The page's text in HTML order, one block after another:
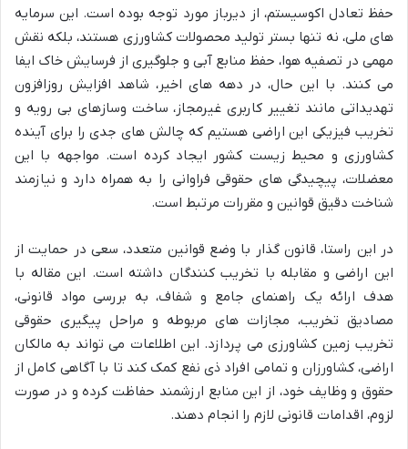
حفظ تعادل اکوسیستم، از دیرباز مورد توجه بوده است. این سرمایه
های ملی، نه تنها بستر تولید محصولات کشاورزی هستند، بلکه نقش
مهمی در تصفیه هوا، حفظ منابع آبی و جلوگیری از فرسایش خاک ایفا
می کنند. با این حال، در دهه های اخیر، شاهد افزایش روزافزون
تهدیداتی مانند تغییر کاربری غیرمجاز، ساخت وسازهای بی رویه و
تخریب فیزیکی این اراضی هستیم که چالش های جدی را برای آینده
کشاورزی و محیط زیست کشور ایجاد کرده است. مواجهه با این
معضلات، پیچیدگی های حقوقی فراوانی را به همراه دارد و نیازمند
شناخت دقیق قوانین و مقررات مرتبط است.
در این راستا، قانون گذار با وضع قوانین متعدد، سعی در حمایت از
این اراضی و مقابله با تخریب کنندگان داشته است. این مقاله با
هدف ارائه یک راهنمای جامع و شفاف، به بررسی مواد قانونی،
مصادیق تخریب، مجازات های مربوطه و مراحل پیگیری حقوقی
تخریب زمین کشاورزی می پردازد. این اطلاعات می تواند به مالکان
اراضی، کشاورزان و تمامی افراد ذی نفع کمک کند تا با آگاهی کامل از
حقوق و وظایف خود، از این منابع ارزشمند حفاظت کرده و در صورت
لزوم، اقدامات قانونی لازم را انجام دهند.